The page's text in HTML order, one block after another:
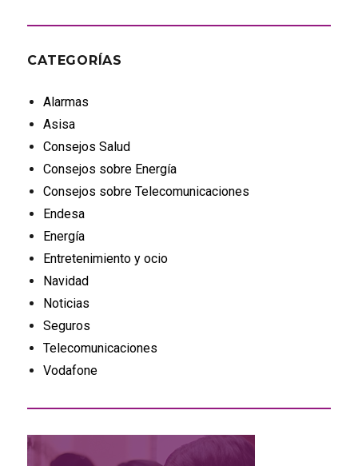
CATEGORÍAS
Alarmas
Asisa
Consejos Salud
Consejos sobre Energía
Consejos sobre Telecomunicaciones
Endesa
Energía
Entretenimiento y ocio
Navidad
Noticias
Seguros
Telecomunicaciones
Vodafone